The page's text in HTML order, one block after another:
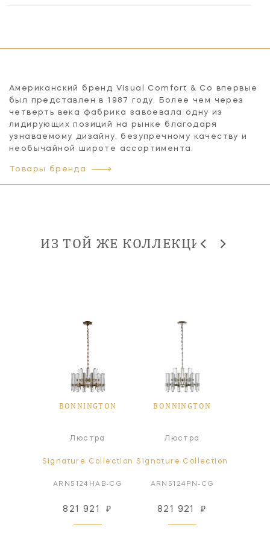
Американский бренд Visual Comfort & Co впервые
был представлен в 1987 году. Более чем через
четверть века фабрика завоевала одну из
лидирующих позиций на рынке благодаря
узнаваемому дизайну, безупречному качеству и
необычайной широте ассортимента.
Товары бренда
ИЗ ТОЙ ЖЕ КОЛЛЕКЦИИ
BONNINGTON
Люстра
Signature Collection
ARN5124HAB-CG
821 921 ₽
BONNINGTON
Люстра
Signature Collection
ARN5124PN-CG
821 921 ₽